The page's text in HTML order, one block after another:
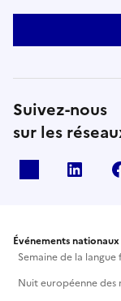
Suivez-nous
sur les
Événements nationaux
Semaine de la
Nuit européenne des